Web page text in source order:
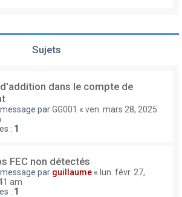
Sujets
dans le compte de
parGG001 « ven. mars 28, 2025
: 1
FEC non détectés
par guillaume « lun. févr. 27,
am
: 1